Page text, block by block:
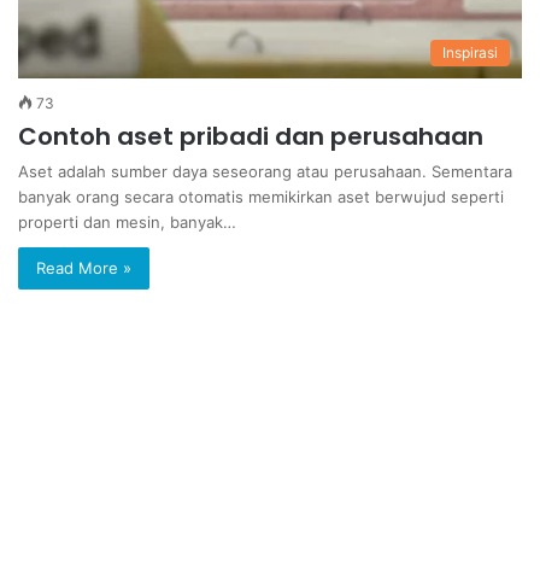
Inspirasi
73
Contoh aset pribadi dan perusahaan
Aset adalah sumber daya seseorang atau perusahaan. Sementara
banyak orang secara otomatis memikirkan aset berwujud seperti
properti dan mesin, banyak…
Read More »